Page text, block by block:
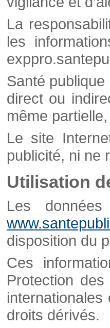
La
les
Santé
direct ou
même
Le site
publicité, ni ne
Utilisation
Les
disposition du
Ces
Protection
droits dérivés.